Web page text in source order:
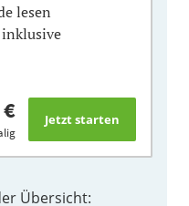
lesen
inklusive
Übersicht: